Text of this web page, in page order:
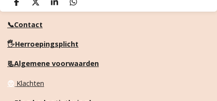
D
e
l
n
D
e
e
S
h
e
D
e
n
📞Contact
🖐️Herroepingsplicht
📃Algemene voorwaarden
😠 Klachten